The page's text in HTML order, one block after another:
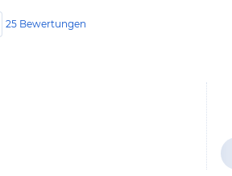
25 Bewertungen